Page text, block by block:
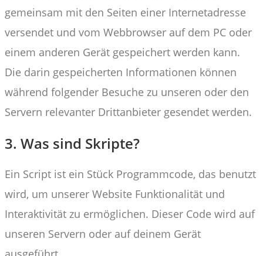
gemeinsam mit den Seiten einer Internetadresse
versendet und vom Webbrowser auf dem PC oder
einem anderen Gerät gespeichert werden kann.
Die darin gespeicherten Informationen können
während folgender Besuche zu unseren oder den
Servern relevanter Drittanbieter gesendet werden.
3. Was sind Skripte?
Ein Script ist ein Stück Programmcode, das benutzt
wird, um unserer Website Funktionalität und
Interaktivität zu ermöglichen. Dieser Code wird auf
unseren Servern oder auf deinem Gerät